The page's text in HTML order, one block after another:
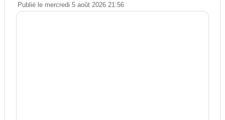
Publié le mercredi 5 août 2026 21:56